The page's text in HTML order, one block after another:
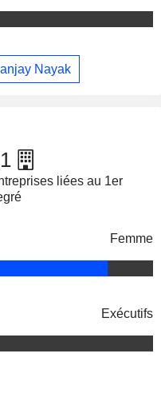
Nayak
liées au 1er
Femme
Exécutifs